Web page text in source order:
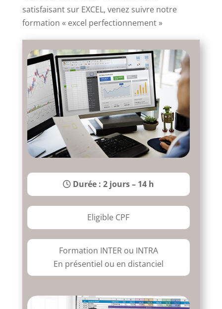
satisfaisant sur EXCEL, venez suivre notre
formation « excel perfectionnement »
Durée : 2 jours – 14 h
Eligible CPF
Formation INTER ou INTRA
En présentiel ou en distanciel